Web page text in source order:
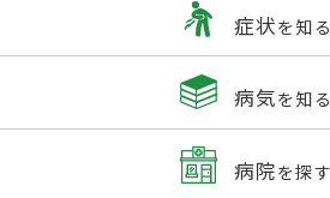
症状を知る
病気を知る
病院を探す